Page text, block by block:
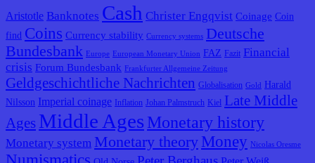
Aristotle Banknotes Cash Christer Engqvist Coinage Coin
find Coins Currency stability Currency systems Deutsche
Bundesbank
Europe European Monetary Union FAZ Fazit Financial
crisis Forum Bundesbank Frankfurter Allgemeine Zeitung
Geldgeschichtliche Nachrichten Globalisation Gold
Harald
Nilsson Imperial coinage Inflation Johan Palmstruch Kiel Late Middle
Ages Middle Ages Monetary history
Monetary system Monetary theory Money Nicolas Oresme